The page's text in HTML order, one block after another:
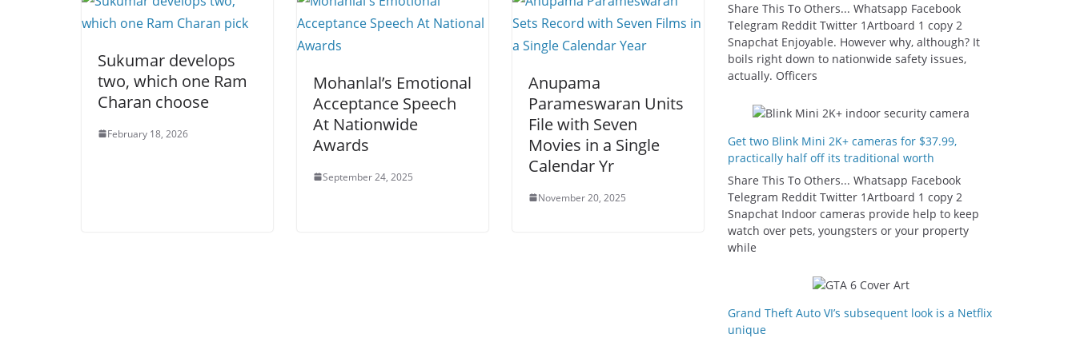
Sukumar develops
two, which one Ram
Charan choose
February 18, 2026
Mohanlal’s Emotional
Acceptance Speech
At Nationwide
Awards
September 24, 2025
Anupama
Parameswaran Units
File with Seven
Movies in a Single
Calendar Yr
November 20, 2025
Share This To Others... Whatsapp Facebook
Telegram Reddit Twitter 1Artboard 1 copy 2
Snapchat Enjoyable. However why, although? It
boils right down to nationwide safety issues,
actually. Officers
Get two Blink Mini 2K+ cameras for $37.99,
practically half off its traditional worth
Share This To Others... Whatsapp Facebook
Telegram Reddit Twitter 1Artboard 1 copy 2
Snapchat Indoor cameras provide help to keep
watch over pets, youngsters or your property
while
Grand Theft Auto VI’s subsequent look is a Netflix
unique